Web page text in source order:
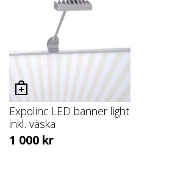
Expolinc LED banner light
inkl. väska
1 000 kr